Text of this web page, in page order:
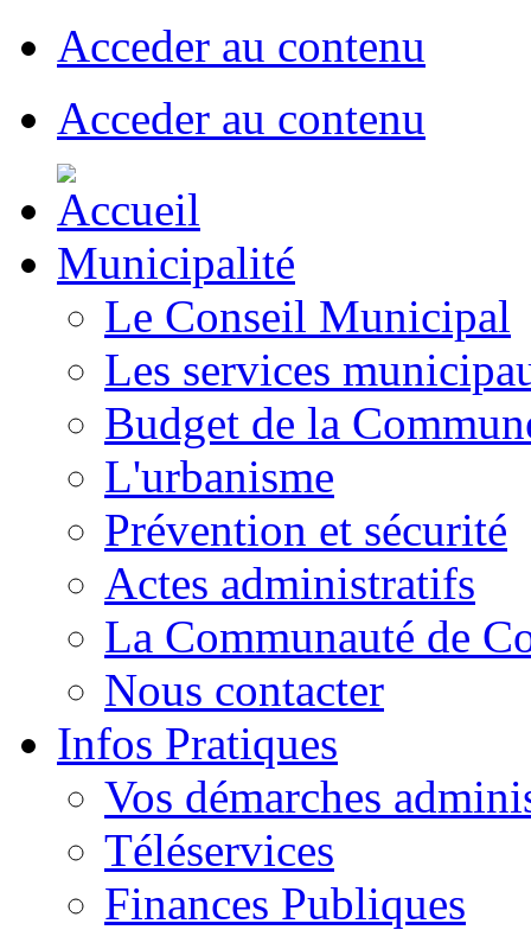
Acceder au contenu
Acceder au contenu
Municipalité
Le Conseil Municipal
Les services
Budget de la
L'urbanisme
Prévention et sécurité
Actes administratifs
La Communauté de
Nous contacter
Infos Pratiques
Vos démarches
Téléservices
Finances Publiques